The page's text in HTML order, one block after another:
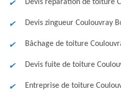
Devis réparation de toiture
Devis zingueur Coulouvray
Bâchage de toiture
Devis fuite de toiture
Entreprise de toiture